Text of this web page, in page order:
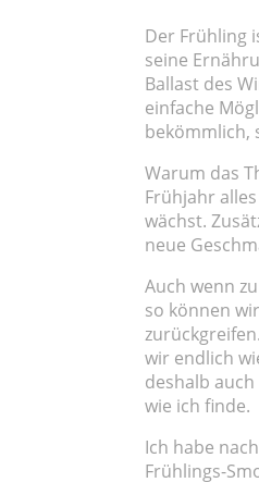
Der Frühling
seine
Ballast des
einfache
bekömmlich,
Warum das
Frühjahr
wächst.
neue
Auch wenn
so können
wir endlich
deshalb
wie ich finde.
Ich habe
Frühlings-